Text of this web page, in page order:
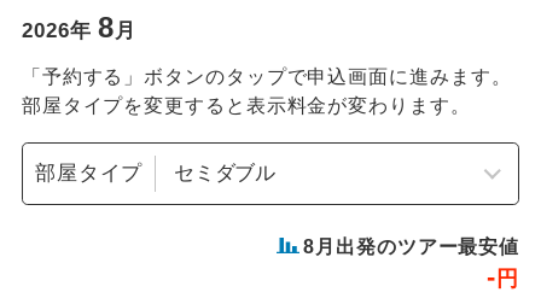
2026年 8 月
「予約する」ボタンのタップで申込画面に進みます。
部屋タイプを変更すると表示料金が変わります。
部屋タイプ
8 月出発のツアー最安値
- 円